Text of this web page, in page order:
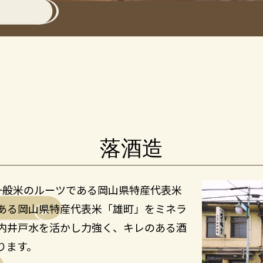
落酒造
米のルーツである岡山県特産代表米
岡山県特産代表米「雄町」をミネラ
井戸水を活かし力強く、キレのある酒
す。